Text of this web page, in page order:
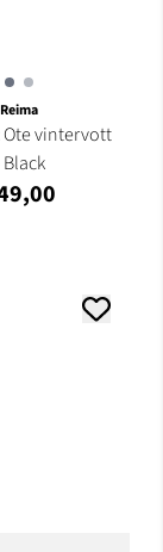
Reima
Ote vintervott